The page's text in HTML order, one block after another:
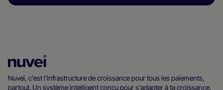
d’accueil
Nuvei, c'est l'infrastructure de croissance pour tous les paiements,
partout. Un système intelligent conçu pour s'adapter à ta croissance.